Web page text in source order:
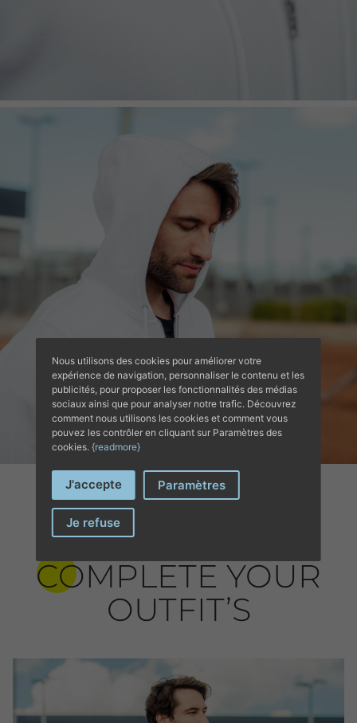
COMPLETE YOUR
OUTFIT’S
Nous utilisons des cookies pour améliorer votre
expérience de navigation, personnaliser le contenu et les
publicités, pour proposer les fonctionnalités des médias
sociaux ainsi que pour analyser notre trafic. Découvrez
comment nous utilisons les cookies et comment vous
pouvez les contrôler en cliquant sur Paramètres des
cookies. {readmore}
J'accepte Paramètres
Je refuse